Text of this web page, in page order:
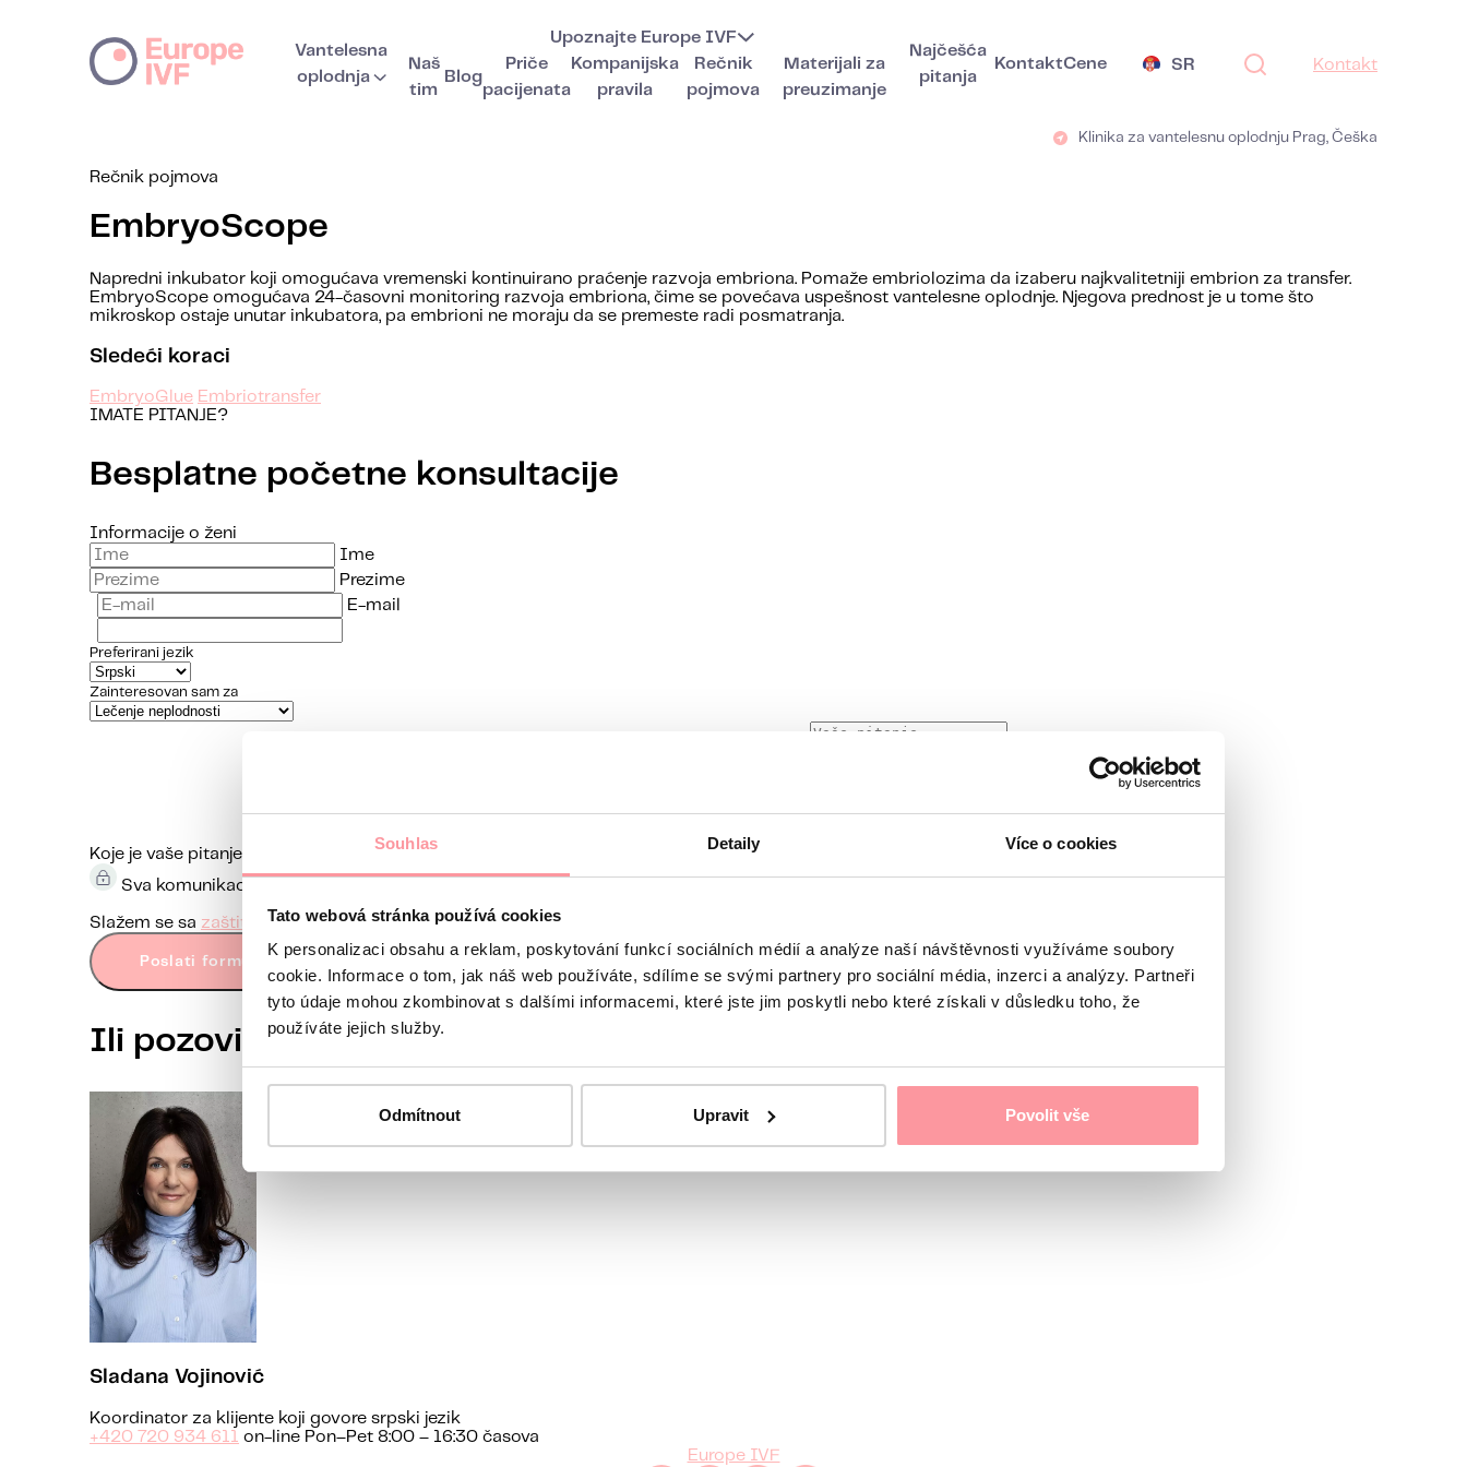
Souhlas Detaily Více o cookies
Tato webová stránka používá cookies
K personalizaci obsahu a reklam, poskytování funkcí sociálních médií a analýze naší návštěvnosti využíváme soubory
cookie. Informace o tom, jak náš web používáte, sdílíme se svými partnery pro sociální média, inzerci a analýzy. Partneři
tyto údaje mohou zkombinovat s dalšími informacemi, které jste jim poskytli nebo které získali v důsledku toho, že
používáte jejich služby.
Odmítnout Upravit Povolit vše
Vantelesna
oplodnja
Upoznajte Europe IVF
Naš
tim
Blog
Priče
pacijenata
Kompanijska
pravila
Rečnik
pojmova
Materijali za
preuzimanje
Najčešća
pitanja
KontaktCene SR Kontakt
Klinika za vantelesnu oplodnju Prag, Češka
Rečnik pojmova
EmbryoScope
Napredni inkubator koji omogućava vremenski kontinuirano praćenje razvoja embriona. Pomaže embriolozima da izaberu najkvalitetniji embrion za transfer.
EmbryoScope omogućava 24-časovni monitoring razvoja embriona, čime se povećava uspešnost vantelesne oplodnje. Njegova prednost je u tome što
mikroskop ostaje unutar inkubatora, pa embrioni ne moraju da se premeste radi posmatranja.
Sledeći koraci
EmbryoGlue Embriotransfer
IMATE PITANJE?
Besplatne početne konsultacije
Informacije o ženi
Ime
Prezime
E-mail
Preferirani jezik
Zainteresovan sam za
Koje je vaše pitanje?
Komunikacija je maksimalno diskretna, ne bojte se da pitate bilo šta
Sva komunikacija je šifrovana pomoću SSL-a i podleže pravilima naših
Slažem se sa zaštitom ličnih podataka Obrazac se ne može podneti bez vašeg pristanka
Poslati formular
Ili pozovite koordinatorku
Sladana Vojinović
Koordinator za klijente koji govore srpski jezik
+420 720 934 611
on-line Pon–Pet 8:00 – 16:30 časova
Europe IVF